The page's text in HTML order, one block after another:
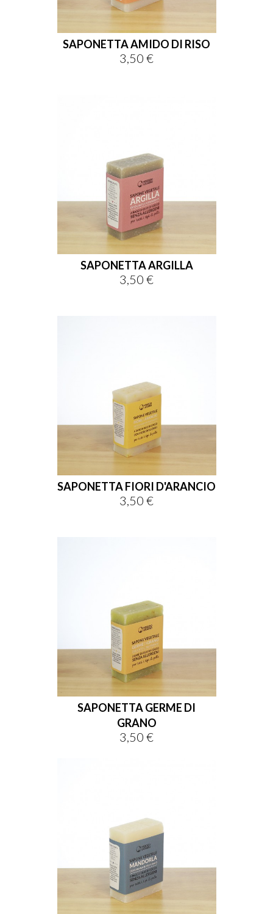
SAPONETTA AMIDO DI RISO
Prezzo
3,50 €
SAPONETTA ARGILLA
Prezzo
3,50 €
SAPONETTA FIORI D'ARANCIO
Prezzo
3,50 €
SAPONETTA GERME DI
GRANO
Prezzo
3,50 €